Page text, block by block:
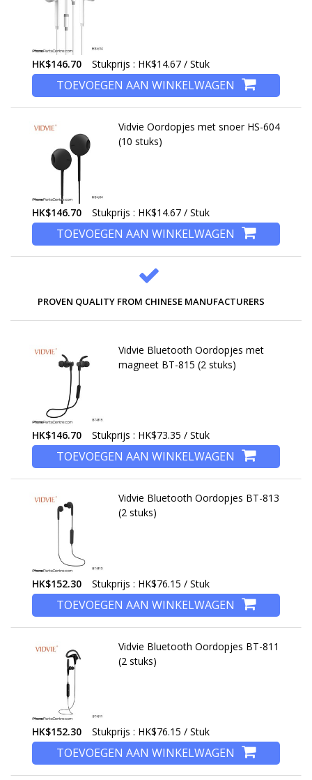
HK$146.70 Stukprijs : HK$14.67 / Stuk
TOEVOEGEN AAN WINKELWAGEN
Vidvie Oordopjes met snoer HS-604
(10 stuks)
HK$146.70 Stukprijs : HK$14.67 / Stuk
TOEVOEGEN AAN WINKELWAGEN
PROVEN QUALITY FROM CHINESE MANUFACTURERS
Vidvie Bluetooth Oordopjes met
magneet BT-815 (2 stuks)
HK$146.70 Stukprijs : HK$73.35 / Stuk
TOEVOEGEN AAN WINKELWAGEN
Vidvie Bluetooth Oordopjes BT-813
(2 stuks)
HK$152.30 Stukprijs : HK$76.15 / Stuk
TOEVOEGEN AAN WINKELWAGEN
Vidvie Bluetooth Oordopjes BT-811
(2 stuks)
HK$152.30 Stukprijs : HK$76.15 / Stuk
TOEVOEGEN AAN WINKELWAGEN